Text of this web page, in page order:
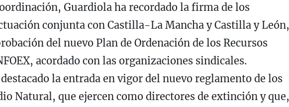
Guardiola ha recordado la firma de los
conjunta con Castilla-La Mancha y Castilla y León,
del nuevo Plan de Ordenación de los Recursos
acordado con las organizaciones sindicales.
la entrada en vigor del nuevo reglamento de los
Natural, que ejercen como directores de extinción y que,